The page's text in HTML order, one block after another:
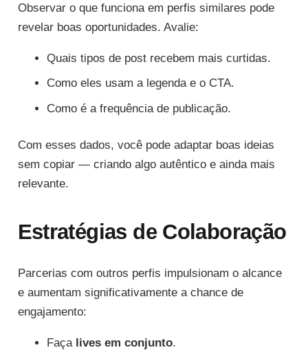
Observar o que funciona em perfis similares pode
revelar boas oportunidades. Avalie:
Quais tipos de post recebem mais curtidas.
Como eles usam a legenda e o CTA.
Como é a frequência de publicação.
Com esses dados, você pode adaptar boas ideias
sem copiar — criando algo autêntico e ainda mais
relevante.
Estratégias de Colaboração
Parcerias com outros perfis impulsionam o alcance
e aumentam significativamente a chance de
engajamento:
Faça lives em conjunto.